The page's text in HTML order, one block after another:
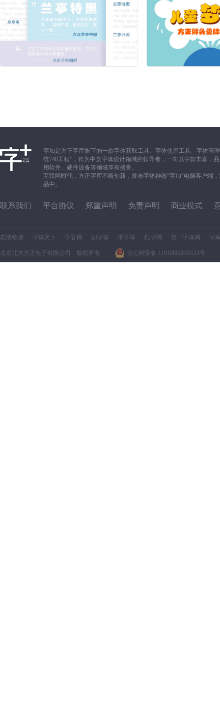
字加是方正字库旗下的一款字体获取工具、字体使用工具、字体管
统748工程”，作为中文字体设计领域的领导者，一向以字款丰富，
用软件、硬件设备等领域享有盛誉。
互联网时代，方正字库不断创新，发布字体神器“字加”电脑客户端
品中。
联系我们 平台协议 郑重声明 免责声明 商业模式
友情链接 字体天下 字客网 识字体 求字体 找字网 第一字体网 字
北京北大方正电子有限公司 版权所有 京公网安备 11010802030123号